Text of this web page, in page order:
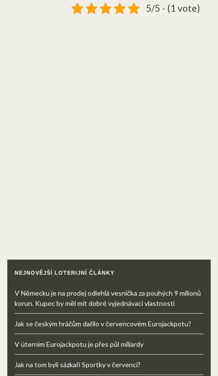
5/5 - (1 vote)
NEJNOVĚJŠÍ LOTERIJNÍ ČLÁNKY
V Německu je na prodej odlehlá vesnička za pouhých 9 milionů
korun. Kupec by měl mít dobré vyjednávací vlastnosti
Jak se českým hráčům dařilo v červencovém Eurojackpotu?
V úterním Eurojackpotu je přes půl miliardy
Jak na tom byli sázkaři Sportky v červenci?